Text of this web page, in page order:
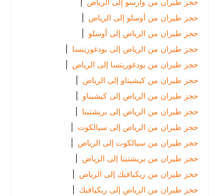
حجز طيران من وارسو إلى الرياض
|
حجز طيران من أوسلو إلى الرياض
|
حجز طيران من الرياض إلى أوسلو
|
حجز طيران من الرياض إلى بودغوريتسا
|
حجز طيران من بودغوريتسا إلى الرياض
|
حجز طيران من كيشيناو إلى الرياض
|
حجز طيران من الرياض إلى كيشيناو |
حجز طيران من الرياض إلى بريشتينا |
حجز طيران من الرياض إلى سيالكوت |
حجز طيران من سيالكوت إلى الرياض
|
حجز طيران من بريشتينا إلى الرياض
|
حجز طيران من ريكيافيك إلى الرياض
|
حجز طيران من الرياض إلى ريكيافيك |